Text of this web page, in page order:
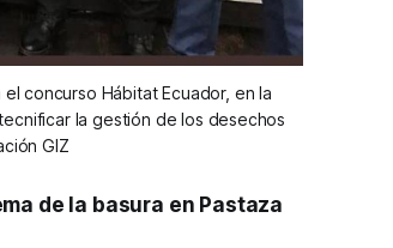
concurso Hábitat Ecuador, en la
la gestión de los desechos
GIZ
de la basura en Pastaza